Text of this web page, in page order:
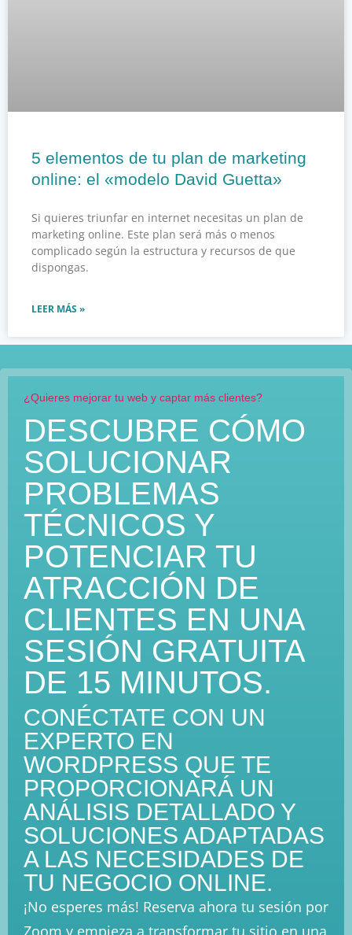
5 elementos de tu plan de marketing
online: el «modelo David Guetta»
Si quieres triunfar en internet necesitas un plan de
marketing online. Este plan será más o menos
complicado según la estructura y recursos de que
dispongas.
LEER MÁS »
¿Quieres mejorar tu web y captar más clientes?
DESCUBRE CÓMO
SOLUCIONAR
PROBLEMAS
TÉCNICOS Y
POTENCIAR TU
ATRACCIÓN DE
CLIENTES EN UNA
SESIÓN GRATUITA
DE 15 MINUTOS.
CONÉCTATE CON UN
EXPERTO EN
WORDPRESS QUE TE
PROPORCIONARÁ UN
ANÁLISIS DETALLADO Y
SOLUCIONES ADAPTADAS
A LAS NECESIDADES DE
TU NEGOCIO ONLINE.
¡No esperes más! Reserva ahora tu sesión por
Zoom y empieza a transformar tu sitio en una